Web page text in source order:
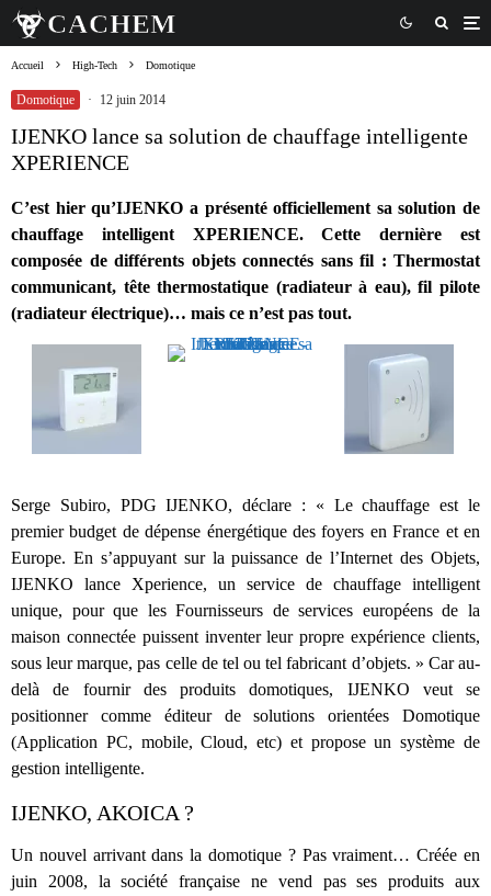
Accueil High-Tech Domotique
Domotique · 12 juin 2014
IJENKO lance sa solution de chauffage intelligente
XPERIENCE
C’est hier qu’IJENKO a présenté officiellement sa solution de
chauffage intelligent XPERIENCE. Cette dernière est
composée de différents objets connectés sans fil : Thermostat
communicant, tête thermostatique (radiateur à eau), fil pilote
(radiateur électrique)… mais ce n’est pas tout.
Serge Subiro, PDG IJENKO, déclare : « Le chauffage est le
premier budget de dépense énergétique des foyers en France et en
Europe. En s’appuyant sur la puissance de l’Internet des Objets,
IJENKO lance Xperience, un service de chauffage intelligent
unique, pour que les Fournisseurs de services européens de la
maison connectée puissent inventer leur propre expérience clients,
sous leur marque, pas celle de tel ou tel fabricant d’objets. » Car au-
delà de fournir des produits domotiques, IJENKO veut se
positionner comme éditeur de solutions orientées Domotique
(Application PC, mobile, Cloud, etc) et propose un système de
gestion intelligente.
IJENKO, AKOICA ?
Un nouvel arrivant dans la domotique ? Pas vraiment… Créée en
juin 2008, la société française ne vend pas ses produits aux